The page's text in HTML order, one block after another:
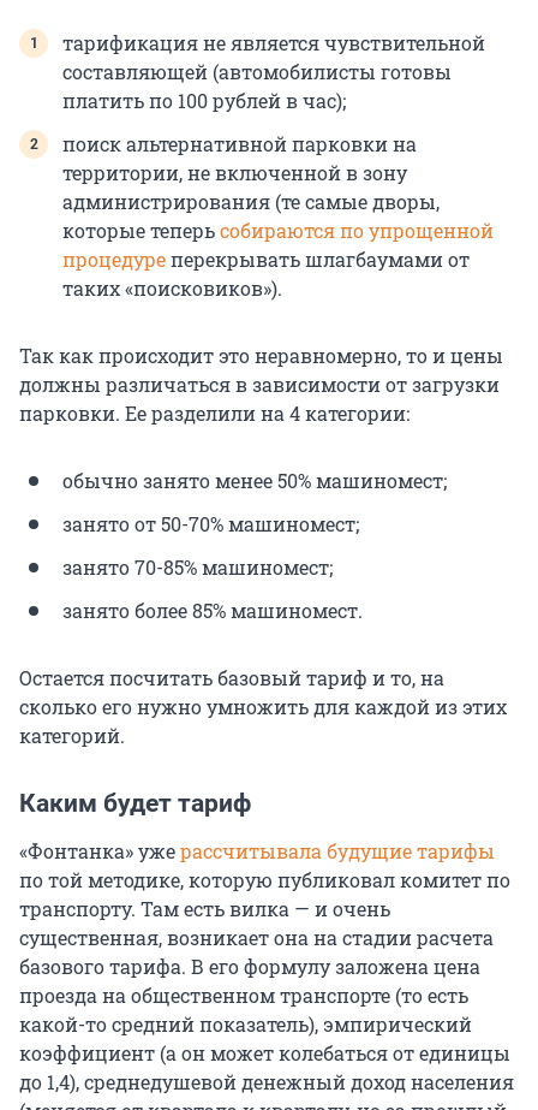
­тарификация не является чувствительной
составляющей (автомобилисты готовы
платить по 100 рублей в час);
поиск альтернативной парковки на
территории, не включенной в зону
администрирования (те самые дворы,
которые теперьсобираются по упрощенной
процедуреперекрывать шлагбаумами от
таких «поисковиков»).
Так как происходит это неравномерно, то и цены
должны различаться в зависимости от загрузки
парковки. Ее разделили на 4 категории:
обычно занято менее 50% машиномест;
занято от 50-70% машиномест;
занято 70-85% машиномест;
занято более 85% машиномест.
Остается посчитать базовый тариф и то, на
сколько его нужно умножить для каждой из этих
категорий.
Каким будет тариф
«Фонтанка» ужерассчитывала будущие тарифы
по той методике, которую публиковал комитет по
транспорту. Там есть вилка — и очень
существенная, возникает она на стадии расчета
базового тарифа. В его формулу заложена цена
проезда на общественном транспорте (то есть
какой-то средний показатель), эмпирический
коэффициент (а он может колебаться от единицы
до 1,4), среднедушевой денежный доход населения